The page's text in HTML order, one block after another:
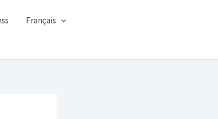
Français